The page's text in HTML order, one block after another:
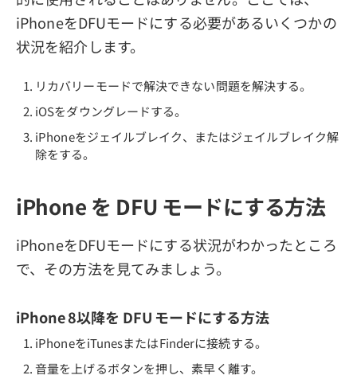
iPhoneをDFUモードにする必要があるいくつかの
状況を紹介します。
リカバリーモードで解決できない問題を解決する。
iOSをダウングレードする。
iPhoneをジェイルブレイク、またはジェイルブレイク解
除をする。
iPhone を DFU モードにする方法
iPhoneをDFUモードにする状況がわかったところ
で、その方法を見てみましょう。
iPhone 8以降を DFU モードにする方法
iPhoneをiTunesまたはFinderに接続する。
音量を上げるボタンを押し、素早く離す。